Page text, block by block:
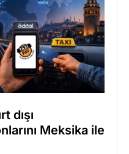
dışı
Meksika ile